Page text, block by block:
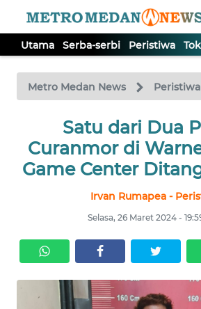
Utama Serba-serbi Peristiwa
Metro Medan News Peristiwa
Satu dari Dua
Curanmor di
Game Center
Irvan Rumapea -
Selasa, 26 Maret 2024 -
TV
Tutup
SERBA-
SERBI
TOKOH
Informasi